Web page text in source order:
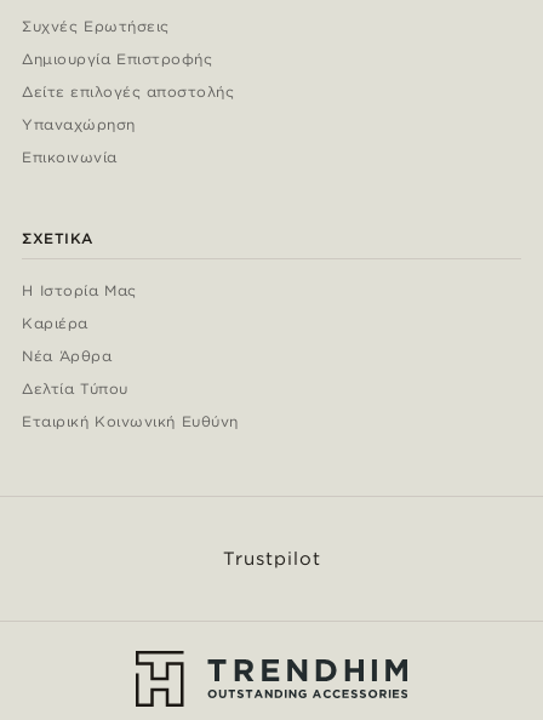
Συχνές Ερωτήσεις
Δημιουργία Επιστροφής
Δείτε επιλογές αποστολής
Υπαναχώρηση
Επικοινωνία
ΣΧΕΤΙΚΆ
Η Ιστορία Μας
Καριέρα
Νέα Άρθρα
Δελτία Τύπου
Εταιρική Κοινωνική Ευθύνη
Trustpilot